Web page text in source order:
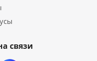
связи